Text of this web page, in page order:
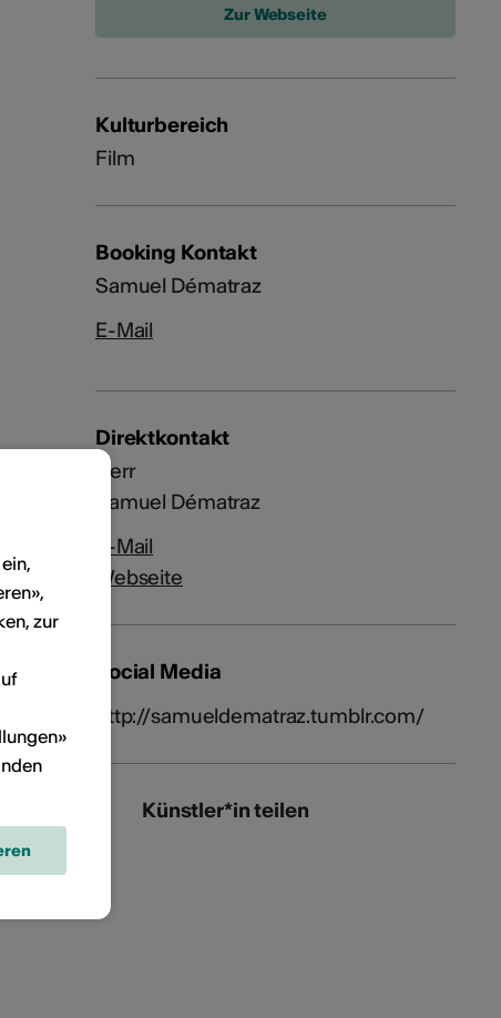
Kulturbereich
Film
Booking Kontakt
Samuel Dématraz
E-Mail
Direktkontakt
Herr
Samuel Dématraz
E-Mail
Webseite
Social Media
http://samueldematraz.tumblr.com/
Künstler*in teilen
zur